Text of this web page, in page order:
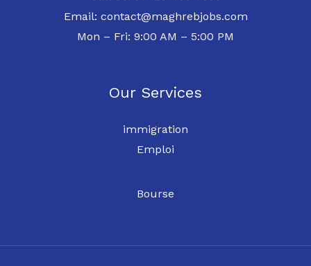
Email: contact@maghrebjobs.com
Mon – Fri: 9:00 AM – 5:00 PM
Our Services
immigration
Emploi
Bourse